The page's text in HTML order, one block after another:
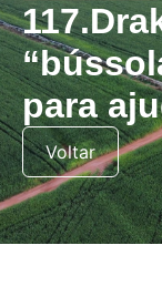
para
Voltar